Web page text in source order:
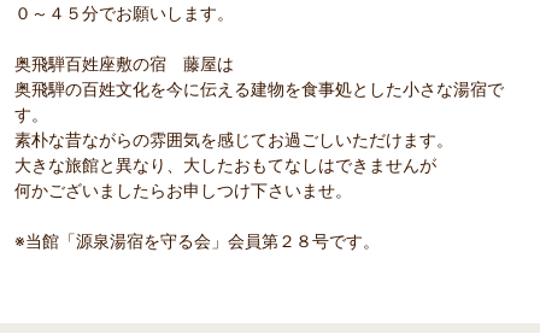
０～４５分でお願いします。
奥飛騨百姓座敷の宿 藤屋は
奥飛騨の百姓文化を今に伝える建物を食事処とした小さな湯宿で
す。
素朴な昔ながらの雰囲気を感じてお過ごしいただけます。
大きな旅館と異なり、大したおもてなしはできませんが
何かございましたらお申しつけ下さいませ。
※当館「源泉湯宿を守る会」会員第２８号です。